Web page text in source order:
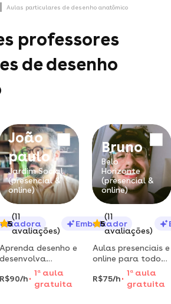
Aulas particulares de desenho anatômico
professores
de desenho
João
paulo
Jardim Social
(presencial &
online)
5
(11
avaliações)
Embaixador
Aprenda desenho e
desenvolva
técnica, estilo e
conteúdo no ateliê
ou a distância
R$90/h
1 a aula
gratuita
Bruno
Belo
Horizonte
(presencial &
online)
5
(11
avaliações)
Aulas presenciais e
online para todos
os níveis e idades!
aulas
personalizadas
R$75/h
1 aaula
gratuita